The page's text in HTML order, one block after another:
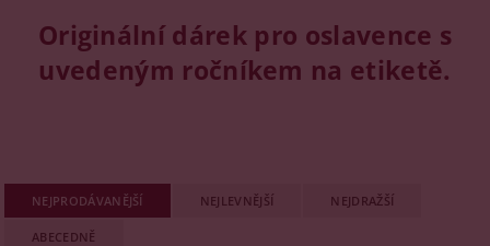
Originální dárek pro oslavence s
uvedeným ročníkem na etiketě.
NEJPRODÁVANĚJŠÍ NEJLEVNĚJŠÍ NEJDRAŽŠÍ
ABECEDNĚ